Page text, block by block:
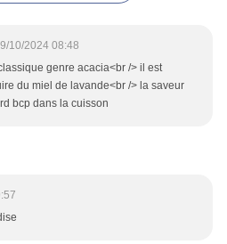
10/2024 08:48
genre acacia<br /> il est
du miel de lavande<br /> la saveur
bcp dans la cuisson